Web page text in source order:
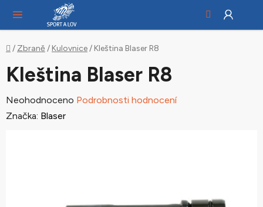
obsah
Domů
/ Zbraně / Kulovnice/ Kleština Blaser R8
Kleština Blaser R8
Průměrné
hodnocení
Neohodnoceno Podrobnosti hodnocení
Značka: Blaser